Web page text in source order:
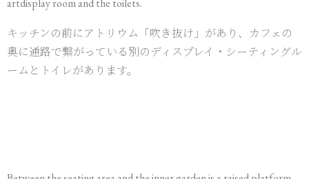
artdisplay room and the toilets.
キッチンの前にアトリウム「吹き抜け」があり、カフェの
奥に通路で繋がっている別のディスプレイ・シーティングル
ームとトイレがあります。